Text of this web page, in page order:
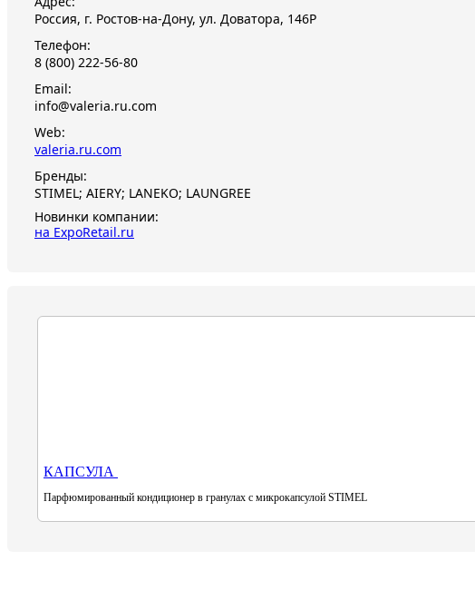
Россия, г. Ростов-на-Дону, ул. Доватора, 146Р
Телефон:
8 (800) 222-56-80
Email:
info@valeria.ru.com
Web:
valeria.ru.com
Бренды:
STIMEL; AIERY; LANEKO; LAUNGREE
Новинки компании:
на ExpoRetail.ru
КАПСУЛА
Парфюмированный кондиционер в гранулах с микрокапсулой STIMEL